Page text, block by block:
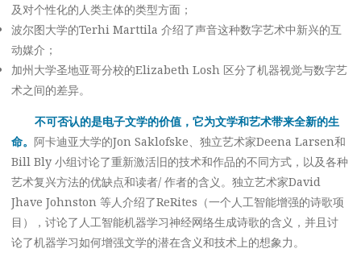
及对个性化的人类主体的类型方面；
波尔图大学的Terhi Marttila 介绍了声音这种数字艺术中新兴的互
动媒介；
加州大学圣地亚哥分校的Elizabeth Losh 区分了机器视觉与数字艺
术之间的差异。
不可否认的是电子文学的价值，它为文学和艺术带来全新的生
命。阿卡迪亚大学的Jon Saklofske、独立艺术家Deena Larsen和
Bill Bly 小组讨论了重新激活旧的技术和作品的不同方式，以及各种
艺术复兴方法的优缺点和读者/ 作者的含义。独立艺术家David
Jhave Johnston 等人介绍了ReRites（一个人工智能增强的诗歌项
目），讨论了人工智能机器学习神经网络生成诗歌的含义，并且讨
论了机器学习如何增强文学的潜在含义和技术上的想象力。